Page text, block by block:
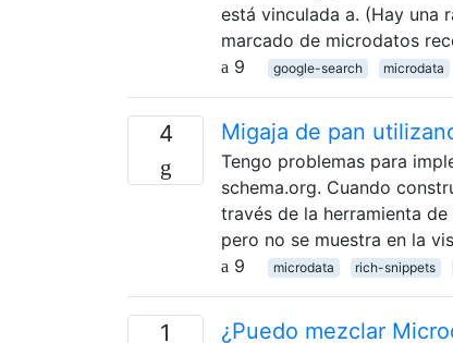
está vinculada a. (Hay una
marcado de microdatos
9
google-search microdata
4 Migaja de pan
Tengo problemas para
schema.org. Cuando
través de la herramienta
pero no se muestra en la
9
microdata rich-snippets
1
¿Puedo mezclar